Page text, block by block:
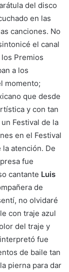
del disco
en las
canciones. No
el canal
Premios
a los
momento;
que desde
y con tan
Festival de la
en el Festival
atención. De
fue
cantante Luis
de
no olvidaré
con traje azul
del traje y
fue
de baile tan
pierna para dar